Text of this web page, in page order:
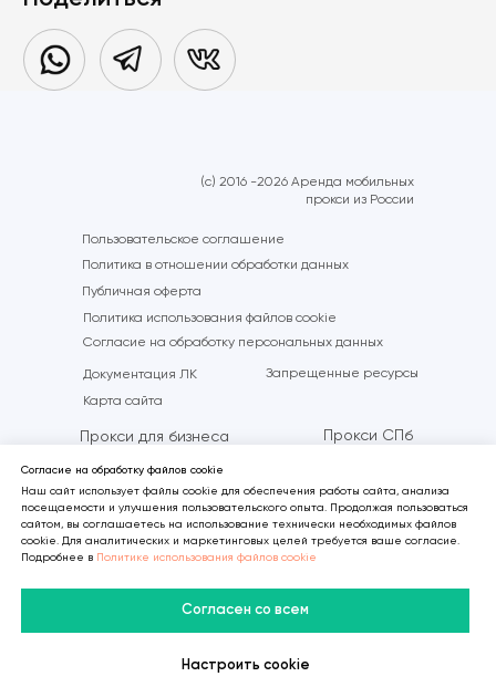
(c) 2016 -2026 Аренда мобильных
прокси из России
Прокси для бизнеса
Прокси с ротацией
Аренда прокси
Прокси СПб
Российский прокси
Контакты
Политика в отношении обработки данных
Согласие на обработку персональных данных
Запрещенные ресурсы
Карта сайта
Документация ЛК
Политика использования файлов cookie
Публичная оферта
Пользовательское соглашение
Согласие на обработку файлов cookie
Наш сайт использует файлы cookie для обеспечения работы сайта, анализа
посещаемости и улучшения пользовательского опыта. Продолжая пользоваться
сайтом, вы соглашаетесь на использование технически необходимых файлов
cookie. Для аналитических и маркетинговых целей требуется ваше согласие.
Подробнее в Политике использования файлов cookie
Согласен со всем
Настроить cookie